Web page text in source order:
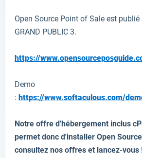
Open Source Point of Sale est publié
GRAND PUBLIC 3.
https://
Demo
: https://www.softaculous.com/
Notre offre d'hébergement inclus
permet donc d'installer Open
consultez nos offres et lancez-vous